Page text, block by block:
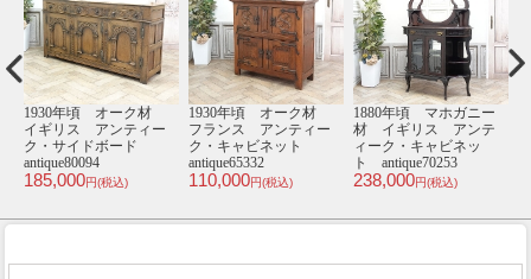
1910年頃 オーク材
フランス アンティー
ク・キャビネット
antique65094
298,000円(税込)
1920年頃 オーク材
イギリス アンティー
ク・サイドボード
antique80157
195,000円(税込)
1940年頃 オーク材
イギリス アンティー
ク・サイドボード
antique81081
250,000円(税込)